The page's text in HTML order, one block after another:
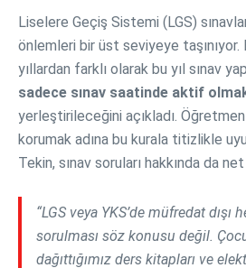
Liselere Geçiş Sistemi (LGS)
önlemleri bir üst seviyeye taşınıyor.
yıllardan farklı olarak bu yıl sınav
sadece sınav saatinde aktif
yerleştirileceğini açıkladı.
korumak adına bu kurala titizlikle
Tekin, sınav soruları hakkında da
“LGS veya YKS’de müfredat dışı
sorulması söz konusu değil.
dağıttığımız ders kitapları ve